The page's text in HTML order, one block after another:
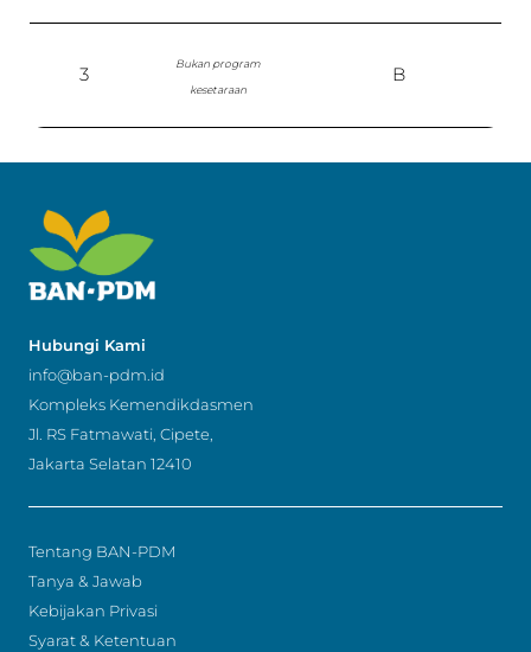
3
Bukan program
kesetaraan
B
Hubungi Kami
info@ban-pdm.id
Kompleks Kemendikdasmen
Jl. RS Fatmawati, Cipete,
Jakarta Selatan 12410
Tentang BAN-PDM
Tanya & Jawab
Kebijakan Privasi
Syarat & Ketentuan